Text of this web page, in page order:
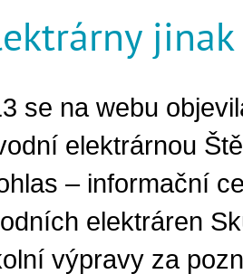
jinak
se na webu
elektrárnou
– informační
elektráren
výpravy za